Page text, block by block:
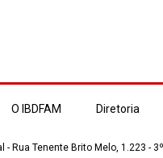
O IBDFAM Diretoria
- Rua Tenente Brito Melo, 1.223 -